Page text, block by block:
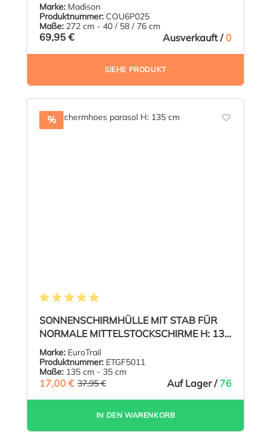
Marke: Madison
Produktnummer: COU6P025
Maße: 272 cm - 40 / 58 / 76 cm
69,95 € Ausverkauft /0
SIEHE PRODUKT
%
SONNENSCHIRMHÜLLE MIT STAB FÜR
NORMALE MITTELSTOCKSCHIRME H: 135
CM
Marke: EuroTrail
Produktnummer: ETGF5011
Maße: 135 cm - 35 cm
17,00 € 37,95 €(55.2% GESPART)Auf Lager / 76
IN DEN WARENKORB